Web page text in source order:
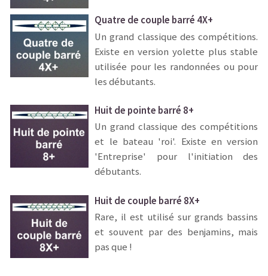
Quatre de couple barré 4X+
Un grand classique des compétitions.
Existe en version yolette plus stable
utilisée pour les randonnées ou pour
les débutants.
Huit de pointe barré 8+
Un grand classique des compétitions
et le bateau 'roi'. Existe en version
'Entreprise' pour l'initiation des
débutants.
Huit de couple barré 8X+
Rare, il est utilisé sur grands bassins
et souvent par des benjamins, mais
pas que !